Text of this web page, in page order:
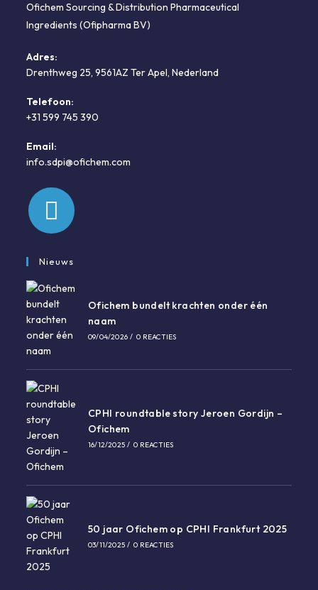
Ofichem Sourcing & Distribution Pharmaceutical
Ingredients (Ofipharma BV)
Adres:
Drenthweg 25, 9561AZ Ter Apel, Nederland
Telefoon:
+31 599 745 390
Email:
info.sdpi@ofichem.com
Nieuws
Ofichem bundelt krachten onder één
naam
09/04/2026 / 0 REACTIES
CPHI roundtable story Jeroen Gordijn –
Ofichem
16/12/2025 / 0 REACTIES
50 jaar Ofichem op CPHI Frankfurt 2025
03/11/2025 / 0 REACTIES